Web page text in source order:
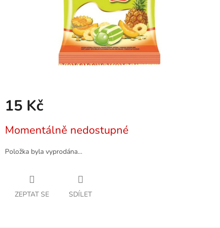
15 Kč
cena:
Momentálně nedostupné
Položka byla vyprodána…
ZEPTAT SE SDÍLET